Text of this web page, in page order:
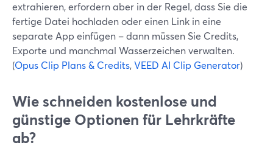
extrahieren, erfordern aber in der Regel, dass Sie die
fertige Datei hochladen oder einen Link in eine
separate App einfügen – dann müssen Sie Credits,
Exporte und manchmal Wasserzeichen verwalten.
(Opus Clip Plans & Credits,VEED AI Clip Generator)
Wie schneiden kostenlose und
günstige Optionen für Lehrkräfte
ab?